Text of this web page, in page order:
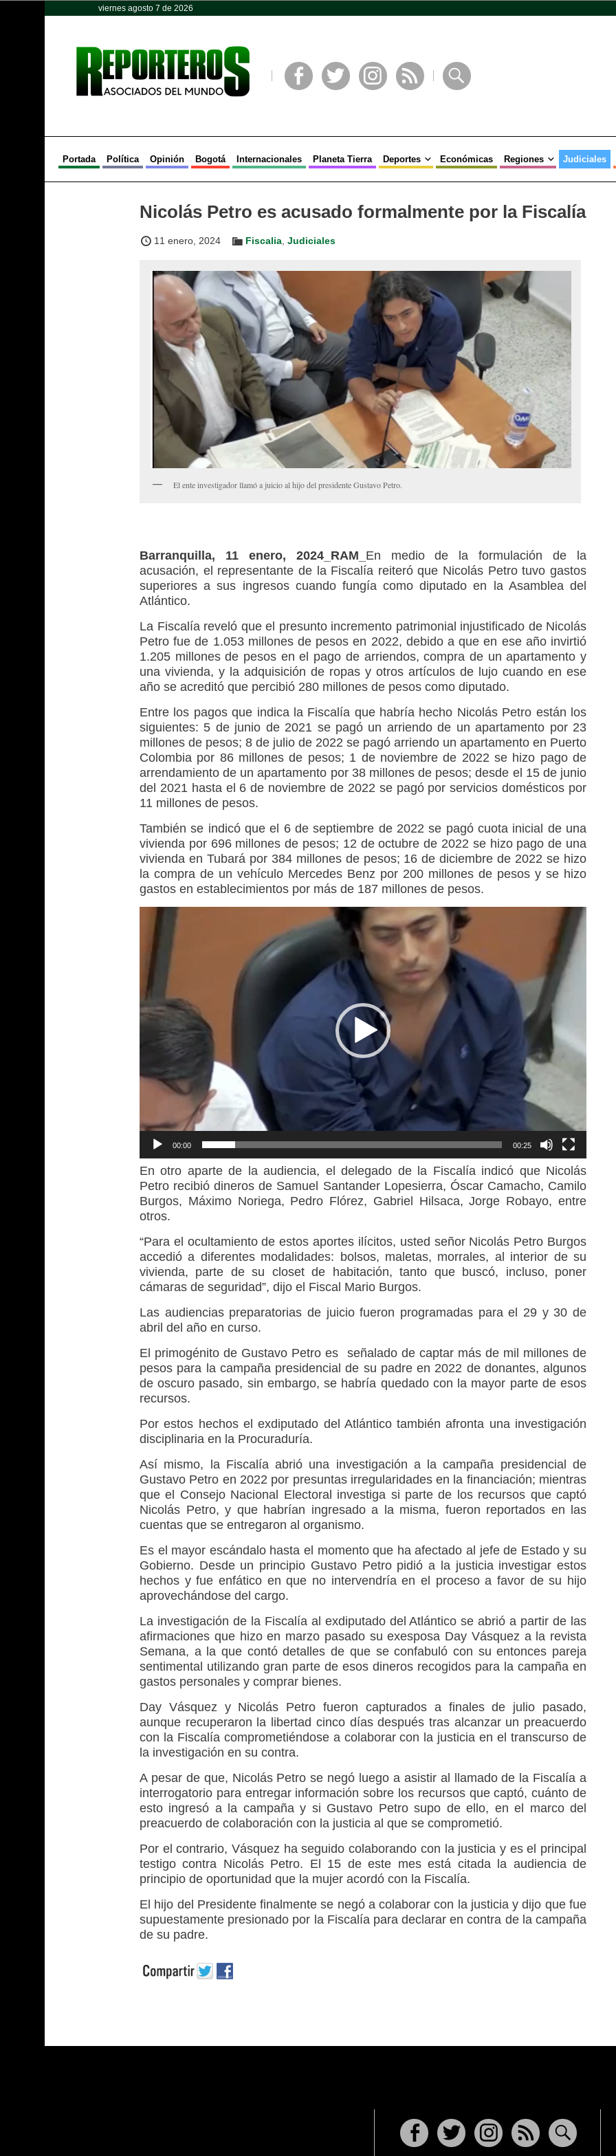
viernes agosto 7 de 2026
Portada Política Opinión Bogotá Internacionales Planeta Tierra Deportes Económicas Regiones Judiciales
Nicolás Petro es acusado formalmente por la Fiscalía
11 enero, 2024 Fiscalia Judiciales
El ente investigador llamó a juicio al hijo del presidente Gustavo Petro.
Barranquilla, 11 enero, 2024_RAM_ En medio de la formulación de la
acusación, el representante de la Fiscalía reiteró que Nicolás Petro tuvo gastos
superiores a sus ingresos cuando fungía como diputado en la Asamblea del
Atlántico.
La Fiscalía reveló que el presunto incremento patrimonial injustificado de Nicolás
Petro fue de 1.053 millones de pesos en 2022, debido a que en ese año invirtió
1.205 millones de pesos en el pago de arriendos, compra de un apartamento y
una vivienda, y la adquisición de ropas y otros artículos de lujo cuando en ese
año se acreditó que percibió 280 millones de pesos como diputado.
Entre los pagos que indica la Fiscalía que habría hecho Nicolás Petro están los
siguientes: 5 de junio de 2021 se pagó un arriendo de un apartamento por 23
millones de pesos; 8 de julio de 2022 se pagó arriendo un apartamento en Puerto
Colombia por 86 millones de pesos; 1 de noviembre de 2022 se hizo pago de
arrendamiento de un apartamento por 38 millones de pesos; desde el 15 de junio
del 2021 hasta el 6 de noviembre de 2022 se pagó por servicios domésticos por
11 millones de pesos.
También se indicó que el 6 de septiembre de 2022 se pagó cuota inicial de una
vivienda por 696 millones de pesos; 12 de octubre de 2022 se hizo pago de una
vivienda en Tubará por 384 millones de pesos; 16 de diciembre de 2022 se hizo
la compra de un vehículo Mercedes Benz por 200 millones de pesos y se hizo
gastos en establecimientos por más de 187 millones de pesos.
Reproductor
vídeo
00:00 00:25
En otro aparte de la audiencia, el delegado de la Fiscalía indicó que Nicolás
Petro recibió dineros de Samuel Santander Lopesierra, Óscar Camacho, Camilo
Burgos, Máximo Noriega, Pedro Flórez, Gabriel Hilsaca, Jorge Robayo, entre
otros.
“Para el ocultamiento de estos aportes ilícitos, usted señor Nicolás Petro Burgos
accedió a diferentes modalidades: bolsos, maletas, morrales, al interior de su
vivienda, parte de su closet de habitación, tanto que buscó, incluso, poner
cámaras de seguridad”, dijo el Fiscal Mario Burgos.
Las audiencias preparatorias de juicio fueron programadas para el 29 y 30 de
abril del año en curso.
El primogénito de Gustavo Petro es señalado de captar más de mil millones de
pesos para la campaña presidencial de su padre en 2022 de donantes, algunos
de oscuro pasado, sin embargo, se habría quedado con la mayor parte de esos
recursos.
Por estos hechos el exdiputado del Atlántico también afronta una investigación
disciplinaria en la Procuraduría.
Así mismo, la Fiscalía abrió una investigación a la campaña presidencial de
Gustavo Petro en 2022 por presuntas irregularidades en la financiación; mientras
que el Consejo Nacional Electoral investiga si parte de los recursos que captó
Nicolás Petro, y que habrían ingresado a la misma, fueron reportados en las
cuentas que se entregaron al organismo.
Es el mayor escándalo hasta el momento que ha afectado al jefe de Estado y su
Gobierno. Desde un principio Gustavo Petro pidió a la justicia investigar estos
hechos y fue enfático en que no intervendría en el proceso a favor de su hijo
aprovechándose del cargo.
La investigación de la Fiscalía al exdiputado del Atlántico se abrió a partir de las
afirmaciones que hizo en marzo pasado su exesposa Day Vásquez a la revista
Semana, a la que contó detalles de que se confabuló con su entonces pareja
sentimental utilizando gran parte de esos dineros recogidos para la campaña en
gastos personales y comprar bienes.
Day Vásquez y Nicolás Petro fueron capturados a finales de julio pasado,
aunque recuperaron la libertad cinco días después tras alcanzar un preacuerdo
con la Fiscalía comprometiéndose a colaborar con la justicia en el transcurso de
la investigación en su contra.
A pesar de que, Nicolás Petro se negó luego a asistir al llamado de la Fiscalía a
interrogatorio para entregar información sobre los recursos que captó, cuánto de
esto ingresó a la campaña y si Gustavo Petro supo de ello, en el marco del
preacuerdo de colaboración con la justicia al que se comprometió.
Por el contrario, Vásquez ha seguido colaborando con la justicia y es el principal
testigo contra Nicolás Petro. El 15 de este mes está citada la audiencia de
principio de oportunidad que la mujer acordó con la Fiscalía.
El hijo del Presidente finalmente se negó a colaborar con la justicia y dijo que fue
supuestamente presionado por la Fiscalía para declarar en contra de la campaña
de su padre.
Opinión Política